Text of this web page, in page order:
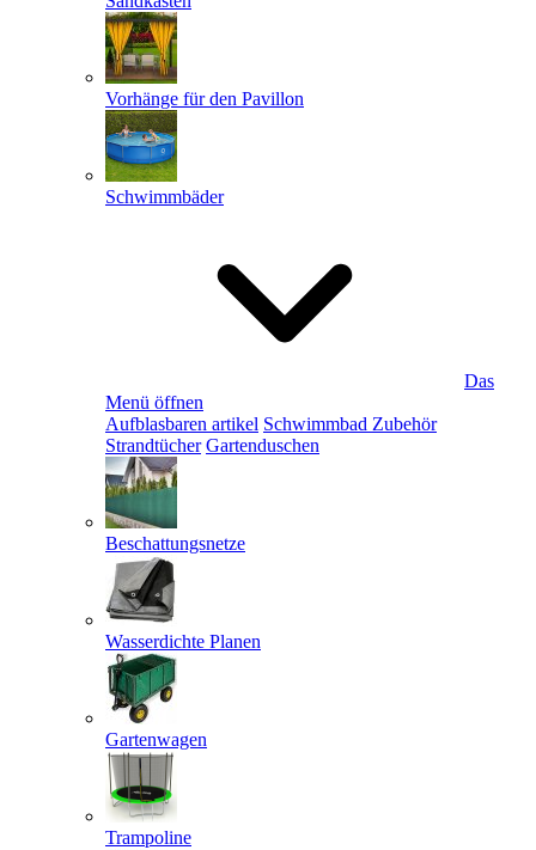
Vorhänge für den Pavillon
Schwimmbäder
Das
Menü öffnen
Aufblasbaren artikel Schwimmbad Zubehör
Strandtücher Gartenduschen
Beschattungsnetze
Wasserdichte Planen
Gartenwagen
Trampoline